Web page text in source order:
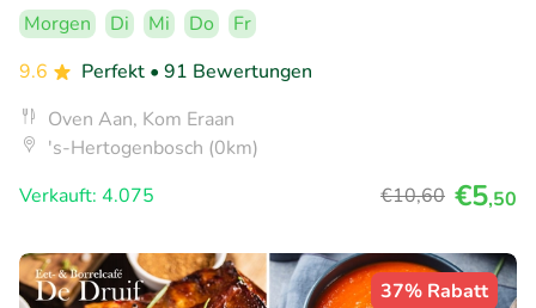
Morgen Di Mi Do
Fr
9.6
Perfekt • 91 Bewertungen
Oven Aan, Kom Eraan
's-Hertogenbosch (0km)
Verkauft: 4.075
€10,60 €5,50
37% Rabatt